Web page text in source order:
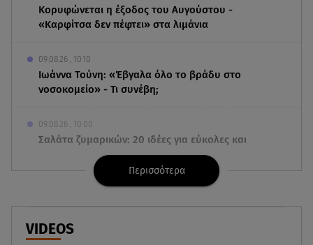
Κορυφώνεται η έξοδος του Αυγούστου -
«Καρφίτσα δεν πέφτει» στα λιμάνια
09.08.26 , 10:10
Ιωάννα Τούνη: «Έβγαλα όλο το βράδυ στο
νοσοκομείο» - Τι συνέβη;
09.08.26 , 10:00
Σαλάτα ζυμαρικών: 20 ιδέες για εύκολες και
νόστιμες καλοκαιρινές συνταγές
Καιρός: Red Code σε Αττική και άλλες 5 περιοχές
09.08.26 , 09:15
Περισσότερα
VIDEOS